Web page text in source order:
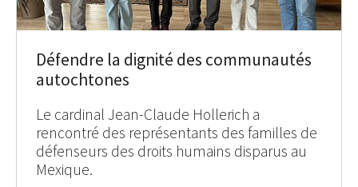
Défendre la dignité des communautés
autochtones
Le cardinal Jean-Claude Hollerich a
rencontré des représentants des familles de
défenseurs des droits humains disparus au
Mexique.